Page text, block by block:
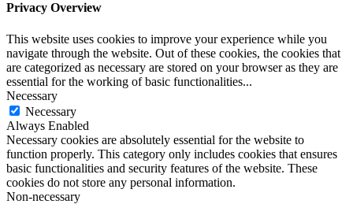
Privacy Overview
This website uses cookies to improve your experience while you
navigate through the website. Out of these cookies, the cookies that
are categorized as necessary are stored on your browser as they are
essential for the working of basic functionalities...
Necessary
Necessary
Always Enabled
Necessary cookies are absolutely essential for the website to
function properly. This category only includes cookies that ensures
basic functionalities and security features of the website. These
cookies do not store any personal information.
Non-necessary